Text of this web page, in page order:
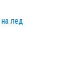
лед